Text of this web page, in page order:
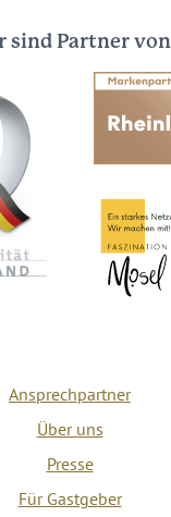
sind Partner von
Ansprechpartner
Über uns
Presse
Für Gastgeber